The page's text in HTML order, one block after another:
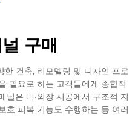
구매
건축, 리모델링 및 디자인 프로
필요로 하는 고객들에게 종합적
널은 내·외장 시공에서 구조적 지
호 피복 기능도 수행하는 등 여러